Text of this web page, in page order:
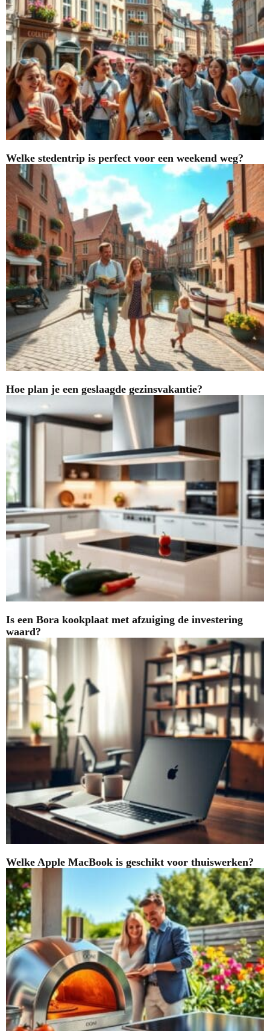
Welke stedentrip is perfect voor een weekend weg?
Hoe plan je een geslaagde gezinsvakantie?
Is een Bora kookplaat met afzuiging de investering
waard?
Welke Apple MacBook is geschikt voor thuiswerken?